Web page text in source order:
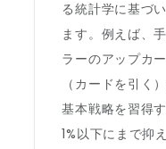
る統計学に基づ
ます。例えば、
ラーのアップカ
（カードを引く
基本戦略を習得
1%以下にまで抑